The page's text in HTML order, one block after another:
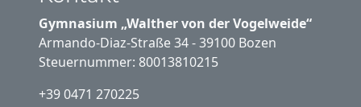
Gymnasium „Walther von der Vogelweide“
Armando-Diaz-Straße 34 - 39100 Bozen
Steuernummer: 80013810215
+39 0471 270225